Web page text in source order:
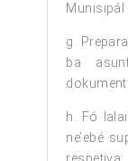
Munisipál
g.
ba
h. Fó
ne’ebé